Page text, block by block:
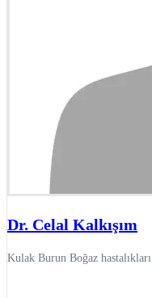
Dr. Celal Kalkışım
Kulak Burun Boğaz